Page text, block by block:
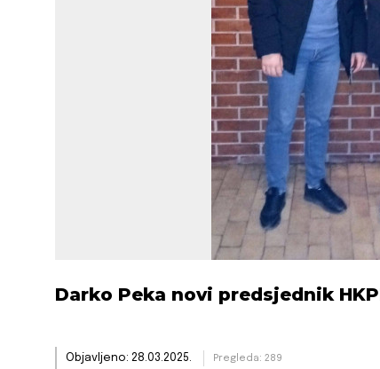
Darko Peka novi predsjednik
Objavljeno: 28.03.2025. Pregleda: 289